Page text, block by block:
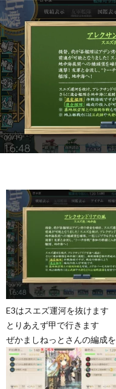
E3はスエズ運河を抜けます
とりあえず甲で行きます
ぜかましねっとさんの編成